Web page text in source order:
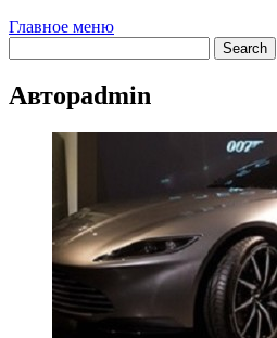
Главное меню
Авторadmin